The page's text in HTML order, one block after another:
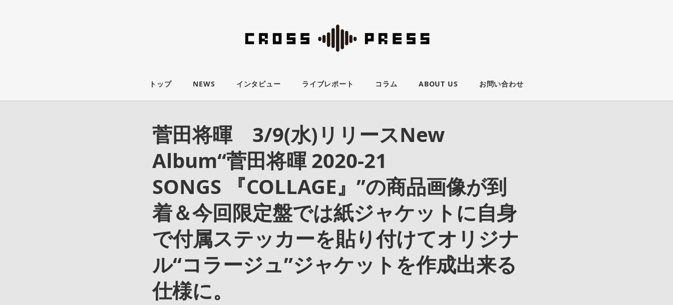
トップ NEWS インタビュー ライブレポート コラム ABOUT US お問い合わせ
菅田将暉 3/9(水)リリースNew
Album“菅田将暉 2020-21
SONGS 『COLLAGE』”の商品画像が到
着＆今回限定盤では紙ジャケットに自身
で付属ステッカーを貼り付けてオリジナ
ル“コラージュ”ジャケットを作成出来る
仕様に。